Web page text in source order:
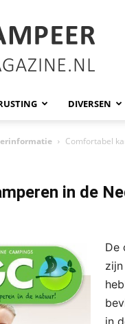
KampeerMagazine
DIVERSEN
Comfortabel
in de
De
in